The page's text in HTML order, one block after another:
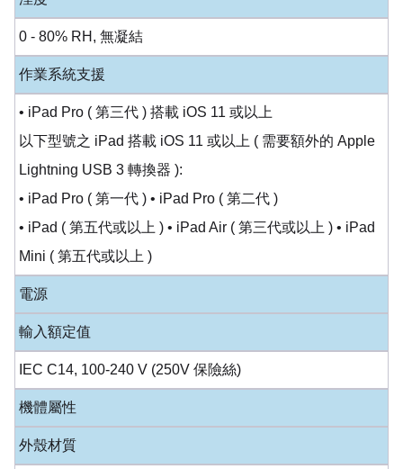
0 - 80% RH, 無凝結
作業系統支援
• iPad Pro ( 第三代 ) 搭載 iOS 11 或以上
以下型號之 iPad 搭載 iOS 11 或以上 ( 需要額外的 Apple
Lightning USB 3 轉換器 ):
• iPad Pro ( 第一代 ) • iPad Pro ( 第二代 )
• iPad ( 第五代或以上 ) • iPad Air ( 第三代或以上 ) • iPad
Mini ( 第五代或以上 )
電源
輸入額定值
IEC C14, 100-240 V (250V 保險絲)
機體屬性
外殼材質